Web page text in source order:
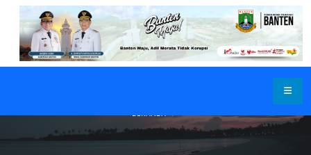
BERANDA